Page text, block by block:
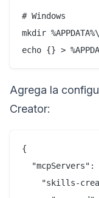
# Windows
mkdir
Agrega la
Creator:
{
"mcpServers":
"skills-